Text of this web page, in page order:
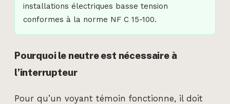
installations électriques basse tension
conformes à la norme NF C 15-100.
Pourquoi le neutre est nécessaire à
l’interrupteur
Pour qu’un voyant témoin fonctionne, il doit